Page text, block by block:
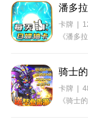
潘多
卡牌 |
骑士
卡牌 |